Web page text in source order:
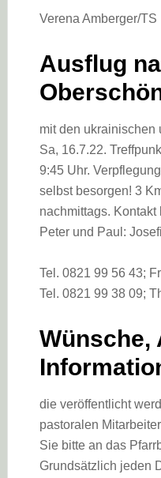
Verena Amberger/TS
Ausflug
mit den ukrainischen
Sa, 16.7.22.
9:45 Uhr.
selbst besorgen! 3
nachmittags. Kontakt
Peter und Paul:
Tel. 0821 99 56 43;
Tel. 0821 99 38 09;
Wünsche,
die veröffentlicht
pastoralen
Sie bitte an das
Grundsätzlich jeden